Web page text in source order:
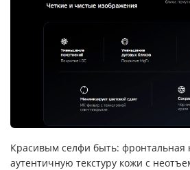
Красивым селфи быть: фронтальная
аутентичную текстуру кожи с